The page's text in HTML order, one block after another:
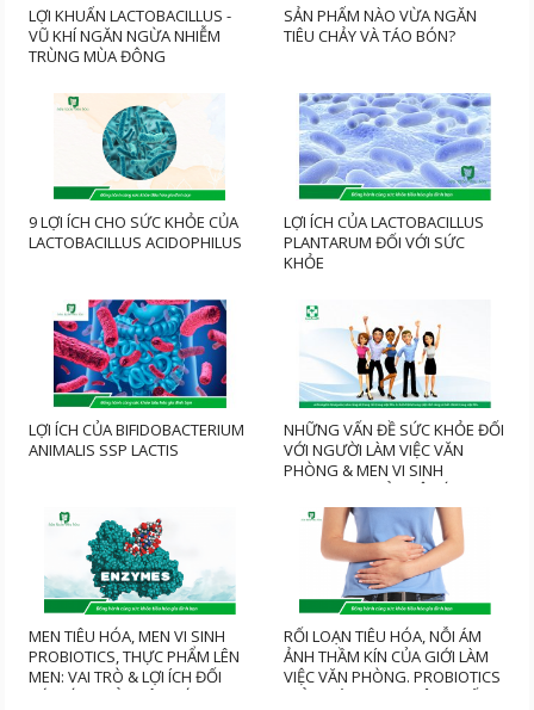
LỢI KHUẨN LACTOBACILLUS -
VŨ KHÍ NGĂN NGỪA NHIỄM
TRÙNG MÙA ĐÔNG
SẢN PHẨM NÀO VỪA NGĂN
TIÊU CHẢY VÀ TÁO BÓN?
9 LỢI ÍCH CHO SỨC KHỎE CỦA
LACTOBACILLUS ACIDOPHILUS
LỢI ÍCH CỦA LACTOBACILLUS
PLANTARUM ĐỐI VỚI SỨC
KHỎE
LỢI ÍCH CỦA BIFIDOBACTERIUM
ANIMALIS SSP LACTIS
NHỮNG VẤN ĐỀ SỨC KHỎE ĐỐI
VỚI NGƯỜI LÀM VIỆC VĂN
PHÒNG & MEN VI SINH
PROBIOTICS BẢO VỆ SỨC
KHỎE LÂU DÀI TRONG MÙA
DỊCH COVID HIỆN NAY
MEN TIÊU HÓA, MEN VI SINH
PROBIOTICS, THỰC PHẨM LÊN
MEN: VAI TRÒ & LỢI ÍCH ĐỐI
VỚI SỨC KHỎE TIÊU HÓA
RỐI LOẠN TIÊU HÓA, NỖI ÁM
ẢNH THẦM KÍN CỦA GIỚI LÀM
VIỆC VĂN PHÒNG. PROBIOTICS
GIẢI PHÁP TRUNG TÂM CHỐNG